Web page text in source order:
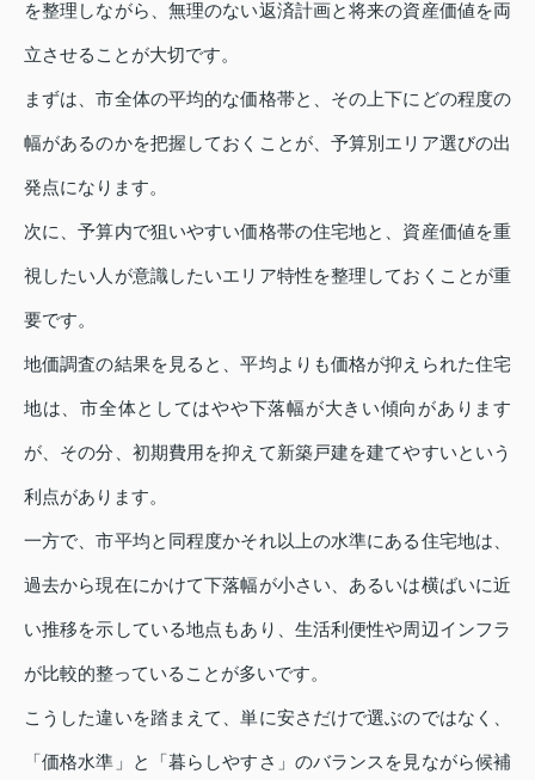
を整理しながら、無理のない返済計画と将来の資産価値を両
立させることが大切です。
まずは、市全体の平均的な価格帯と、その上下にどの程度の
幅があるのかを把握しておくことが、予算別エリア選びの出
発点になります。
次に、予算内で狙いやすい価格帯の住宅地と、資産価値を重
視したい人が意識したいエリア特性を整理しておくことが重
要です。
地価調査の結果を見ると、平均よりも価格が抑えられた住宅
地は、市全体としてはやや下落幅が大きい傾向があります
が、その分、初期費用を抑えて新築戸建を建てやすいという
利点があります。
一方で、市平均と同程度かそれ以上の水準にある住宅地は、
過去から現在にかけて下落幅が小さい、あるいは横ばいに近
い推移を示している地点もあり、生活利便性や周辺インフラ
が比較的整っていることが多いです。
こうした違いを踏まえて、単に安さだけで選ぶのではなく、
「価格水準」と「暮らしやすさ」のバランスを見ながら候補